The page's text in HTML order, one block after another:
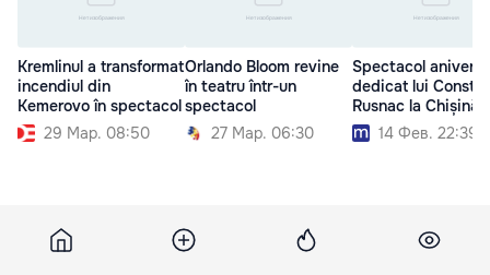
Kremlinul a transformat
incendiul din
Kemerovo în spectacol
29 Мар. 08:50
Orlando Bloom revine
în teatru într-un
spectacol
27 Мар. 06:30
Spectacol
dedicat lui
Rusnac la Chișinău
14 Фев. 22:39